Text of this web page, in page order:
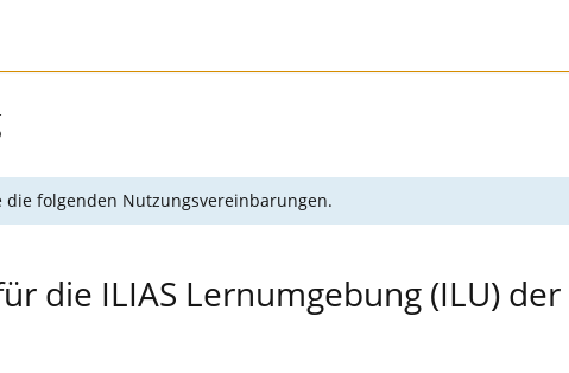
die folgenden Nutzungsvereinbarungen.
die ILIAS Lernumgebung (ILU) der